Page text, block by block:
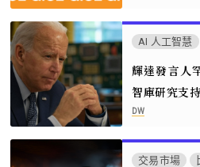
AI 人工智慧
輝達發言人
智庫研究支
DW
交易市場